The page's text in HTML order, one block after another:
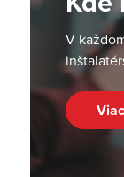
V
Viac